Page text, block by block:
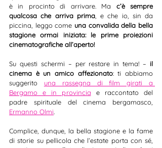
è in procinto di arrivare. Ma c’è sempre
qualcosa che arriva prima, e che io, sin da
piccina, leggo come una convalida della bella
stagione ormai iniziata: le prime proiezioni
cinematografiche all’aperto!
Su questi schermi – per restare in tema! – il
cinema è un amico affezionato: ti abbiamo
suggerito una rassegna di film girati a
Bergamo e in provincia e raccontato del
Ermanno Olmi.
Complice, dunque, la bella stagione e la fame